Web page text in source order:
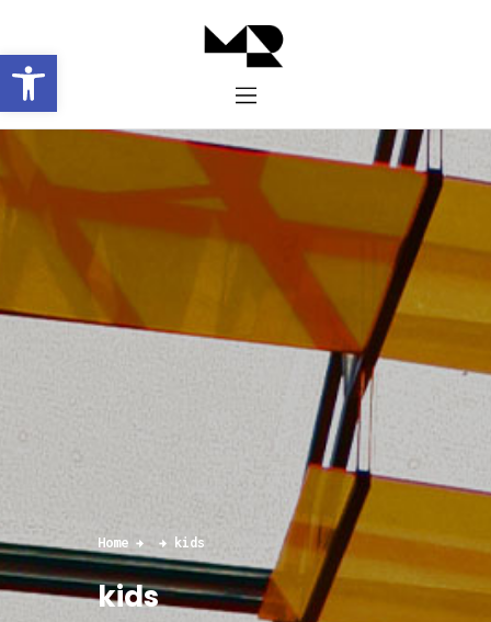
Abrir barra de herramientas
Home kids
kids
Inicio
Historia
Proyectos
Galería
Contacto